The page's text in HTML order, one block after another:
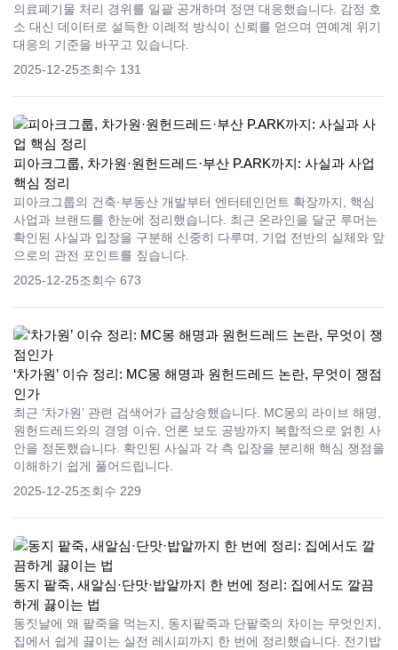
의료폐기물 처리 경위를 일괄 공개하며 정면 대응했습니다. 감정 호
소 대신 데이터로 설득한 이례적 방식이 신뢰를 얻으며 연예계 위기
대응의 기준을 바꾸고 있습니다.
2025-12-25조회수 131
피아크그룹, 차가원·원헌드레드·부산 P.ARK까지: 사실과 사업
핵심 정리
피아크그룹의 건축·부동산 개발부터 엔터테인먼트 확장까지, 핵심
사업과 브랜드를 한눈에 정리했습니다. 최근 온라인을 달군 루머는
확인된 사실과 입장을 구분해 신중히 다루며, 기업 전반의 실체와 앞
으로의 관전 포인트를 짚습니다.
2025-12-25조회수 673
‘차가원’ 이슈 정리: MC몽 해명과 원헌드레드 논란, 무엇이 쟁점
인가
최근 ‘차가원’ 관련 검색어가 급상승했습니다. MC몽의 라이브 해명,
원헌드레드와의 경영 이슈, 언론 보도 공방까지 복합적으로 얽힌 사
안을 정돈했습니다. 확인된 사실과 각 측 입장을 분리해 핵심 쟁점을
이해하기 쉽게 풀어드립니다.
2025-12-25조회수 229
동지 팥죽, 새알심·단맛·밥알까지 한 번에 정리: 집에서도 깔끔
하게 끓이는 법
동짓날에 왜 팥죽을 먹는지, 동지팥죽과 단팥죽의 차이는 무엇인지,
집에서 쉽게 끓이는 실전 레시피까지 한 번에 정리했습니다. 전기밥